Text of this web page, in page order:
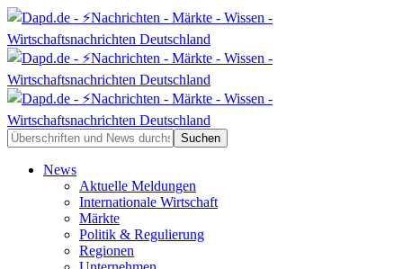
News
Aktuelle Meldungen
Internationale Wirtschaft
Märkte
Politik & Regulierung
Regionen